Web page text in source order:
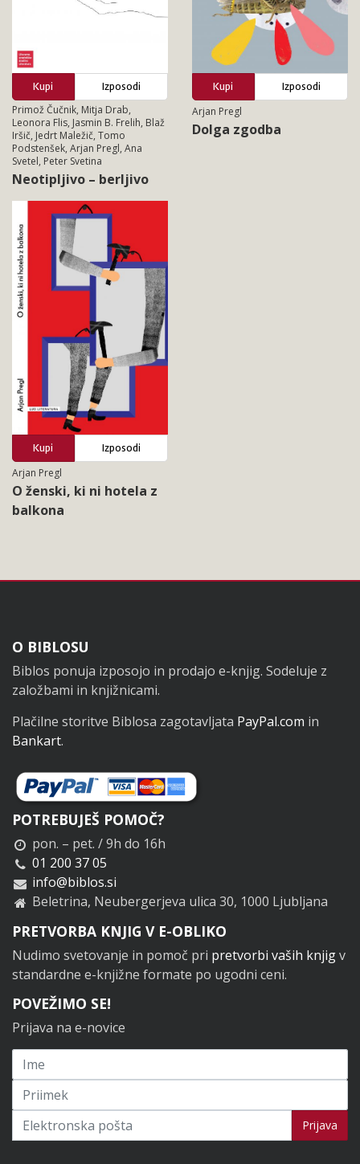
Kupi
Izposodi
Primož Čučnik, Mitja Drab,
Leonora Flis, Jasmin B. Frelih, Blaž
Iršič, Jedrt Maležič, Tomo
Podstenšek, Arjan Pregl, Ana
Svetel, Peter Svetina
Neotipljivo – berljivo
Kupi
Izposodi
Arjan Pregl
Dolga zgodba
Kupi
Izposodi
Arjan Pregl
O ženski, ki ni hotela z
balkona
Noga
O BIBLOSU
Biblos ponuja izposojo in prodajo e-knjig. Sodeluje z
založbami in knjižnicami.
Plačilne storitve Biblosa zagotavljata PayPal.com in
Bankart.
POTREBUJEŠ POMOČ?
pon. – pet. / 9h do 16h
01 200 37 05
info@biblos.si
Beletrina, Neubergerjeva ulica 30, 1000 Ljubljana
PRETVORBA KNJIG V E-OBLIKO
Nudimo svetovanje in pomoč pri pretvorbi vaših knjigv
standardne e-knjižne formate po ugodni ceni.
POVEŽIMO SE!
Prijava na e-novice
Prijavi se na novice Prijava